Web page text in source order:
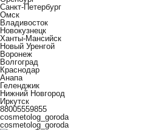
Санкт-Петербург
Омск
Владивосток
Новокузнецк
Ханты-Мансийск
Новый Уренгой
Воронеж
Волгоград
Краснодар
Анапа
Геленджик
Нижний Новгород
Иркутск
88005559855
cosmetolog_goroda
cosmetolog_goroda